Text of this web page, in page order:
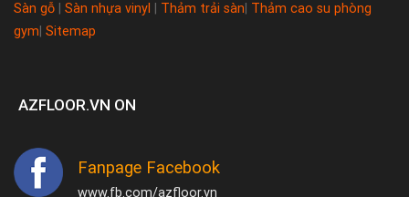
Sàn gỗ Sàn nhựa vinyl Thảm trải sàn Thảm cao su phòng
gym Sitemap
AZFLOOR.VN ON
Fanpage Facebook
www.fb.com/azfloor.vn